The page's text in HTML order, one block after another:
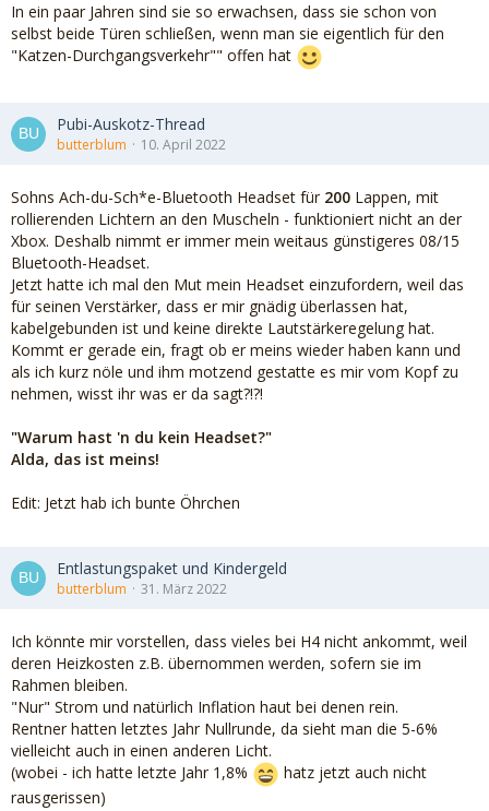
In ein paar Jahren sind sie so erwachsen, dass sie schon von
selbst beide Türen schließen, wenn man sie eigentlich für den
"Katzen-Durchgangsverkehr"" offen hat
Pubi-Auskotz-Thread
butterblum 10. April 2022
Sohns Ach-du-Sch*e-Bluetooth Headset für 200 Lappen, mit
rollierenden Lichtern an den Muscheln - funktioniert nicht an der
Xbox. Deshalb nimmt er immer mein weitaus günstigeres 08/15
Bluetooth-Headset.
Jetzt hatte ich mal den Mut mein Headset einzufordern, weil das
für seinen Verstärker, dass er mir gnädig überlassen hat,
kabelgebunden ist und keine direkte Lautstärkeregelung hat.
Kommt er gerade ein, fragt ob er meins wieder haben kann und
als ich kurz nöle und ihm motzend gestatte es mir vom Kopf zu
nehmen, wisst ihr was er da sagt?!?!
"Warum hast 'n du kein Headset?"
Alda, das ist meins!
Edit: Jetzt hab ich bunte Öhrchen
Entlastungspaket und Kindergeld
butterblum 31. März 2022
Ich könnte mir vorstellen, dass vieles bei H4 nicht ankommt, weil
deren Heizkosten z.B. übernommen werden, sofern sie im
Rahmen bleiben.
"Nur" Strom und natürlich Inflation haut bei denen rein.
Rentner hatten letztes Jahr Nullrunde, da sieht man die 5-6%
vielleicht auch in einen anderen Licht.
(wobei - ich hatte letzte Jahr 1,8%
hatz jetzt auch nicht
rausgerissen)